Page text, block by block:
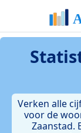
Verken alle
voor de
Zaanstad.